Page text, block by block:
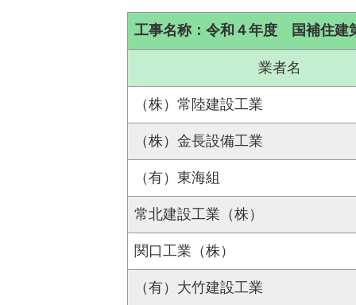
工事名称：令和４年度 国補住建
業者名
（株）常陸建設工業
（株）金長設備工業
（有）東海組
常北建設工業（株）
関口工業（株）
（有）大竹建設工業